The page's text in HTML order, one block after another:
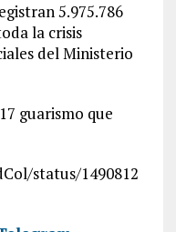
5.975.786
la crisis
del Ministerio
guarismo que
status/1490812